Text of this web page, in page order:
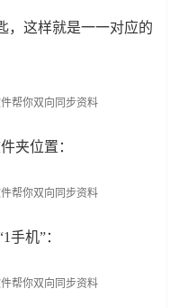
，这样就是一一对应的
夹位置：
手机”：